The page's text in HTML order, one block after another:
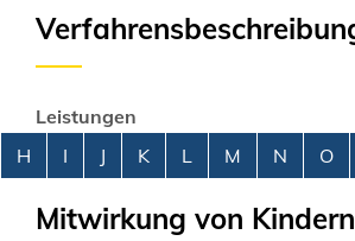
Leistungen
Alphabetisches Register
H I J K L M N O
Mitwirkung von